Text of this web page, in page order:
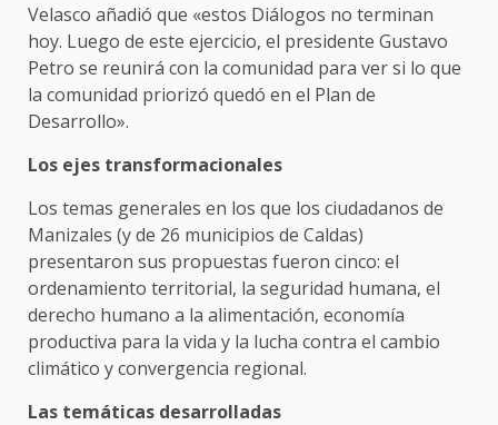
Velasco añadió que «estos Diálogos no terminan
hoy. Luego de este ejercicio, el presidente Gustavo
Petro se reunirá con la comunidad para ver si lo que
la comunidad priorizó quedó en el Plan de
Desarrollo».
Los ejes transformacionales
Los temas generales en los que los ciudadanos de
Manizales (y de 26 municipios de Caldas)
presentaron sus propuestas fueron cinco: el
ordenamiento territorial, la seguridad humana, el
derecho humano a la alimentación, economía
productiva para la vida y la lucha contra el cambio
climático y convergencia regional.
Las temáticas desarrolladas